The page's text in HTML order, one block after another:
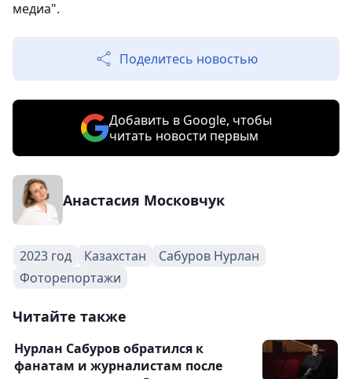
медиа".
Поделитесь новостью
Добавить в Google, чтобы
читать новости первым
Анастасия Московчук
2023 год Казахстан
Сабуров Нурлан
Фоторепортажи
Читайте также
Нурлан Сабуров обратился к
фанатам и журналистам после